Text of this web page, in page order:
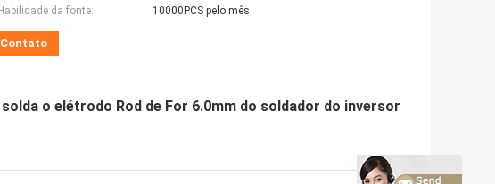
Habilidade da fonte:
10000PCS pelo mês
Contato
o elétrodo Rod de For 6.0mm do soldador do inversor